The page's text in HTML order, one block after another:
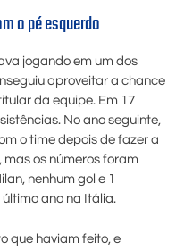
o pé esquerdo
jogando em um dos
aproveitar a chance
da equipe. Em 17
No ano seguinte,
o time depois de fazer a
os números foram
nenhum gol e 1
ano na Itália.
que haviam feito, e